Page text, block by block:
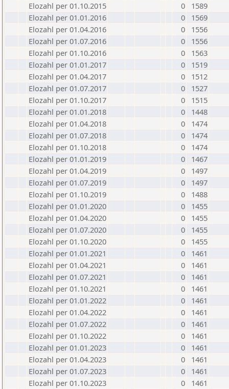
Elozahl per 01.10.2015
0
1589
Elozahl per 01.01.2016
0
1569
Elozahl per 01.04.2016
0
1556
Elozahl per 01.07.2016
0
1556
Elozahl per 01.10.2016
0
1563
Elozahl per 01.01.2017
0
1519
Elozahl per 01.04.2017
0
1512
Elozahl per 01.07.2017
0
1527
Elozahl per 01.10.2017
0
1515
Elozahl per 01.01.2018
0
1448
Elozahl per 01.04.2018
0
1474
Elozahl per 01.07.2018
0
1474
Elozahl per 01.10.2018
0
1474
Elozahl per 01.01.2019
0
1467
Elozahl per 01.04.2019
0
1497
Elozahl per 01.07.2019
0
1497
Elozahl per 01.10.2019
0
1488
Elozahl per 01.01.2020
0
1455
Elozahl per 01.04.2020
0
1455
Elozahl per 01.07.2020
0
1455
Elozahl per 01.10.2020
0
1455
Elozahl per 01.01.2021
0
1461
Elozahl per 01.04.2021
0
1461
Elozahl per 01.07.2021
0
1461
Elozahl per 01.10.2021
0
1461
Elozahl per 01.01.2022
0
1461
Elozahl per 01.04.2022
0
1461
Elozahl per 01.07.2022
0
1461
Elozahl per 01.10.2022
0
1461
Elozahl per 01.01.2023
0
1461
Elozahl per 01.04.2023
0
1461
Elozahl per 01.07.2023
0
1461
Elozahl per 01.10.2023
0
1461